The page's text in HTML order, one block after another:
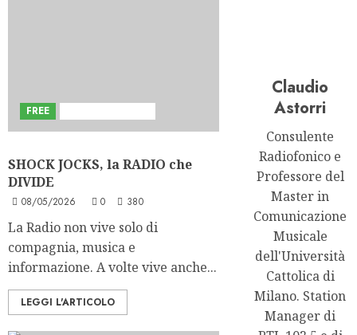
FREE
SHOCK JOCKS, la RADIO che
DIVIDE
08/05/2026 0 380
La Radio non vive solo di
compagnia, musica e
informazione. A volte vive anche...
LEGGI L'ARTICOLO
Claudio
Astorri
Consulente
Radiofonico e
Professore del
Master in
Comunicazione
Musicale
dell'Università
Cattolica di
Milano. Station
Manager di